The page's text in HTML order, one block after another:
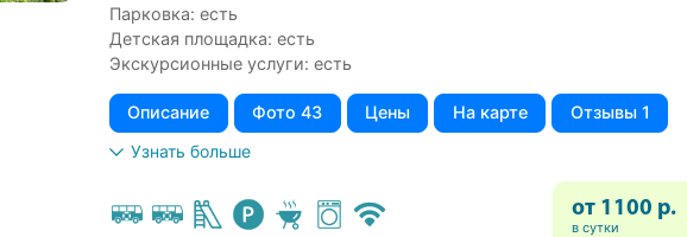
Парковка: есть
Детская площадка: есть
Экскурсионные услуги: есть
Описание Фото 43 Цены На карте
Отзывы 1
Узнать больше
от 1100 р.
в сутки